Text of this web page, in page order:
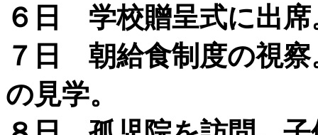
６日 学校贈呈式に出席
７日 朝給食制度の視察
の見学。